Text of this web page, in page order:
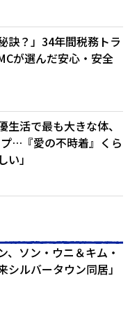
訣？」34年間税務トラ
が選んだ安心・安全
生活で最も大きな体、
…『愛の不時着』くら
」
、ソン・ウニ＆キム・
シルバータウン同居」